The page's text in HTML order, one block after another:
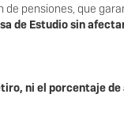
pensiones, que
de Estudio sin
ni el porcentaje